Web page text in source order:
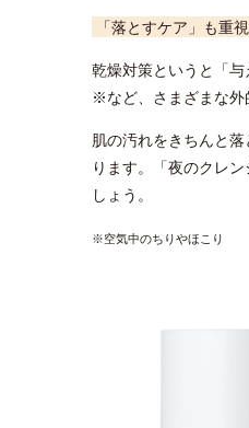
「落とすケア」も重
乾燥対策というと「
※など、さまざまな外
肌の汚れをきちんと
ります。「夜のクレ
しょう。
※空気中のちりやほこり